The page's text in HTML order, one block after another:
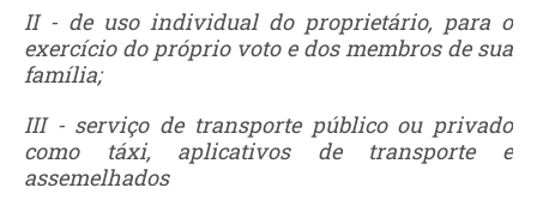
II - de uso individual do proprietário, para o
exercício do próprio voto e dos membros de sua
família;
III - serviço de transporte público ou privado
como táxi, aplicativos de transporte e
assemelhados